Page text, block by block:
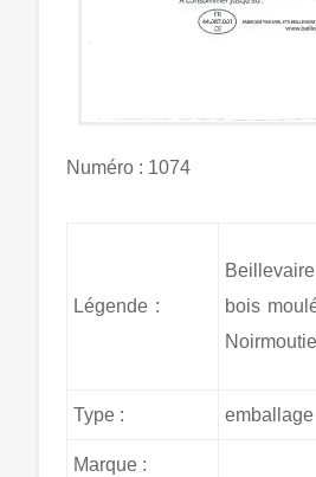
Numéro : 1074
Légende :
bois
Type : emballage
Marque :